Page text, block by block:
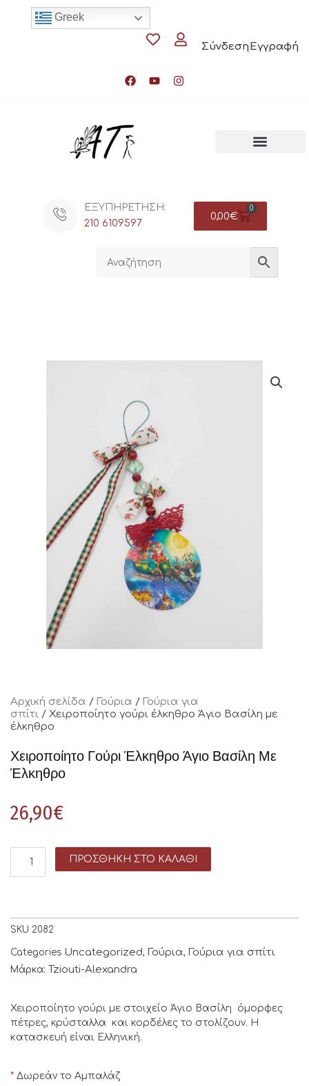
Σύνδεση Εγγραφή
Greek
ΕΞΥΠΗΡΕΤΗΣΗ:
210 6109597
0,00€
0
Αρχική σελίδα / Γούρια / Γούρια για
σπίτι / Χειροποίητο γούρι έλκηθρο Άγιο Βασίλη με
έλκηθρο
Χειροποίητο Γούρι Έλκηθρο Άγιο Βασίλη Με
Έλκηθρο
26,90€
ΠΡΟΣΘΉΚΗ ΣΤΟ ΚΑΛΆΘΙ
SKU 2082
Categories Uncategorized, Γούρια, Γούρια για σπίτι
Μάρκα: Tziouti-Alexandra
Χειροποίητο γούρι με στοιχείο Άγιο Βασίλη όμορφες
πέτρες, κρύσταλλα και κορδέλες το στολίζουν. Η
κατασκευή είναι Ελληνική.
* Δωρεάν το Αμπαλάζ